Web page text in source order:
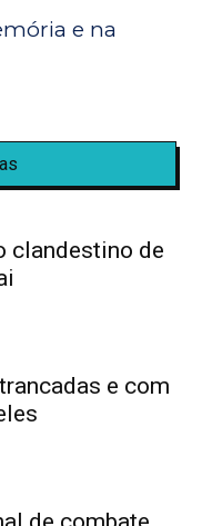
e na
clandestino de
e com